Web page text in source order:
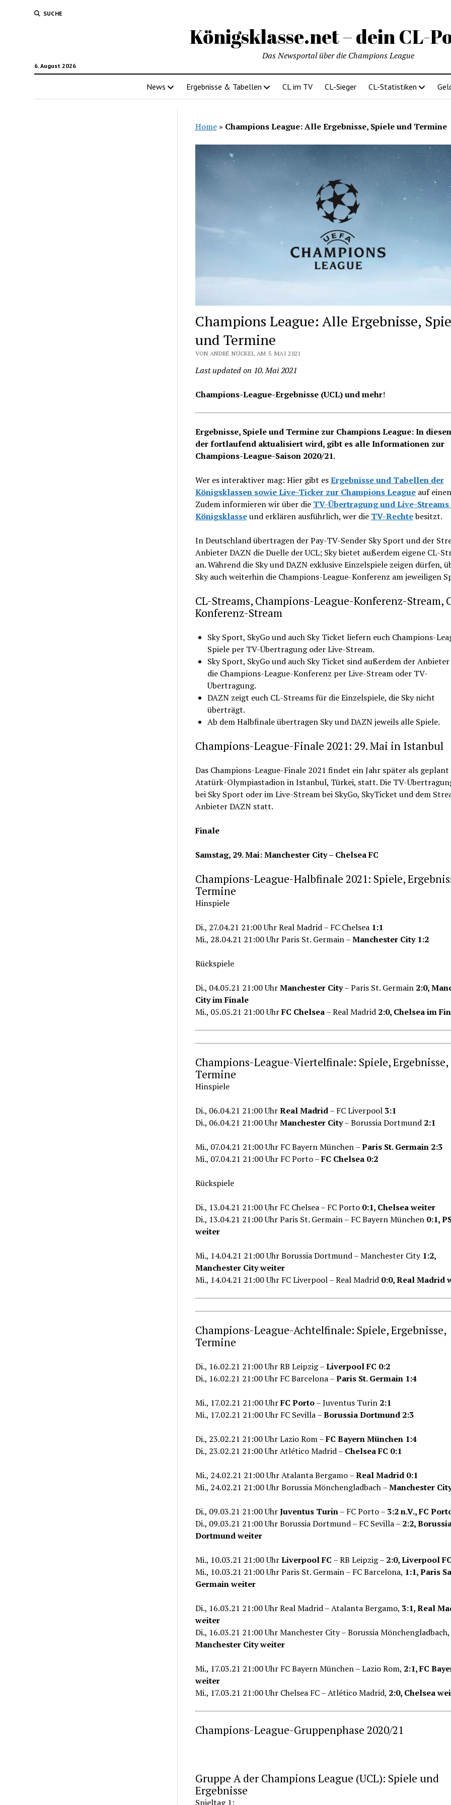
SUCHE
Königsklasse.net – dein CL-
6. August 2026
Das Newsportal über die Champions League
News Ergebnisse & Tabellen CL im TV CL-Sieger CL-Statistiken
Home» Champions League: Alle Ergebnisse, Spiele und Termine
Champions League: Alle Ergebnisse,
und Termine
VON ANDRÉ NÜCKEL AM 5. MAI 2021
Last updated on 10. Mai 2021
Champions-League-Ergebnisse (UCL) und mehr!
Ergebnisse, Spiele und Termine zur Champions League: In
der fortlaufend aktualisiert wird, gibt es alle Informationen zur
Champions-League-Saison 2020/21.
Wer es interaktiver mag: Hier gibt esErgebnisse und Tabellen der
Königsklassen sowie Live-Ticker zur Champions Leagueauf
Zudem informieren wir über die TV-Übertragung und Live-Streams
Königsklasseund erklären ausführlich, wer die TV-Rechtebesitzt.
In Deutschland übertragen der Pay-TV-Sender Sky Sport und der
Anbieter DAZN die Duelle der UCL; Sky bietet außerdem eigene CL-
an. Während die Sky und DAZN exklusive Einzelspiele zeigen dürfen,
Sky auch weiterhin die Champions-League-Konferenz am jeweiligen
CL-Streams, Champions-League-Konferenz-Stream,
Konferenz-Stream
Sky Sport, SkyGo und auch Sky Ticket liefern euch Champions-
Spiele per TV-Übertragung oder Live-Stream.
Sky Sport, SkyGo und auch Sky Ticket sind außerdem der
die Champions-League-Konferenz per Live-Stream oder TV-
Übertragung.
DAZN zeigt euch CL-Streams für die Einzelspiele, die Sky nicht
überträgt.
Ab dem Halbfinale übertragen Sky und DAZN jeweils alle Spiele.
Champions-League-Finale 2021: 29. Mai in Istanbul
Das Champions-League-Finale 2021 findet ein Jahr später als geplant
Atatürk-Olympiastadion in Istanbul, Türkei, statt. Die TV-
bei Sky Sport oder im Live-Stream bei SkyGo, SkyTicket und dem
Anbieter DAZN statt.
Finale
Samstag, 29. Mai: Manchester City – Chelsea FC
Champions-League-Halbfinale 2021: Spiele,
Termine
Hinspiele
Di., 27.04.21 21:00 Uhr Real Madrid – FC Chelsea 1:1
Mi., 28.04.21 21:00 Uhr Paris St. Germain –Manchester City 1:2
Rückspiele
Di., 04.05.21 21:00 UhrManchester City– Paris St. Germain 2:0,
City im Finale
Mi., 05.05.21 21:00 UhrFC Chelsea– Real Madrid 2:0, Chelsea im
Champions-League-Viertelfinale: Spiele, Ergebnisse,
Termine
Hinspiele
Di., 06.04.21 21:00 UhrReal Madrid– FC Liverpool 3:1
Di., 06.04.21 21:00 UhrManchester City– Borussia Dortmund 2:1
Mi., 07.04.21 21:00 Uhr FC Bayern München –Paris St. Germain 2:3
Mi., 07.04.21 21:00 Uhr FC Porto –FC Chelsea 0:2
Rückspiele
Di., 13.04.21 21:00 Uhr FC Chelsea – FC Porto 0:1, Chelsea weiter
Di., 13.04.21 21:00 Uhr Paris St. Germain – FC Bayern München0:1,
weiter
Mi., 14.04.21 21:00 Uhr Borussia Dortmund – Manchester City 1:2,
Manchester City weiter
Mi., 14.04.21 21:00 Uhr FC Liverpool – Real Madrid 0:0, Real Madrid
Champions-League-Achtelfinale: Spiele, Ergebnisse,
Termine
Di., 16.02.21 21:00 Uhr RB Leipzig –Liverpool FC 0:2
Di., 16.02.21 21:00 Uhr FC Barcelona –Paris St. Germain1:4
Mi., 17.02.21 21:00 UhrFC Porto– Juventus Turin2:1
Mi., 17.02.21 21:00 Uhr FC Sevilla –Borussia Dortmund2:3
Di., 23.02.21 21:00 Uhr Lazio Rom –FC Bayern München1:4
Di., 23.02.21 21:00 Uhr Atlético Madrid – Chelsea FC 0:1
Mi., 24.02.21 21:00 Uhr Atalanta Bergamo –Real Madrid0:1
Mi., 24.02.21 21:00 Uhr Borussia Mönchengladbach –Manchester
Di., 09.03.21 21:00 UhrJuventus Turin– FC Porto – 3:2 n.V., FC
Di., 09.03.21 21:00 Uhr Borussia Dortmund – FC Sevilla – 2:2,
Dortmund weiter
Mi., 10.03.21 21:00 UhrLiverpool FC – RB Leipzig – 2:0, Liverpool
Mi., 10.03.21 21:00 Uhr Paris St. Germain – FC Barcelona, 1:1, Paris
Germain weiter
Di., 16.03.21 21:00 Uhr Real Madrid – Atalanta Bergamo, 3:1, Real
weiter
Di., 16.03.21 21:00 Uhr Manchester City – Borussia Mönchengladbach,
Manchester City weiter
Mi., 17.03.21 21:00 Uhr FC Bayern München – Lazio Rom, 2:1, FC
weiter
Mi., 17.03.21 21:00 Uhr Chelsea FC – Atlético Madrid, 2:0, Chelsea
Champions-League-Gruppenphase 2020/21
Gruppe A der Champions League (UCL): Spiele und
Ergebnisse
Spieltag 1: